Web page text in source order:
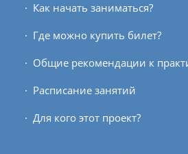
Как начать заниматься?
Где можно купить билет?
Общие рекомендации к
Расписание занятий
Для кого этот проект?